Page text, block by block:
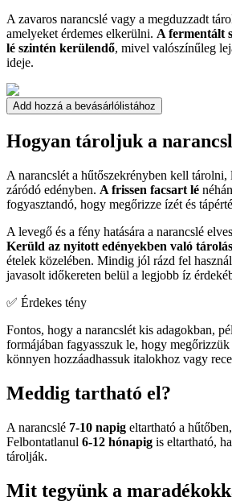
A zavaros narancslé vagy a megduzzadt
amelyeket érdemes elkerülni. A fermentált
lé szintén kerülendő, mivel valószínűleg
ideje.
Add hozzá a bevásárlólistához
Hogyan tároljuk a
A narancslét a hűtőszekrényben kell tárolni,
záródó edényben. A frissen facsart lé
fogyasztandó, hogy megőrizze ízét és
A levegő és a fény hatására a narancslé
Kerüld az nyitott edényekben való
ételek közelében. Mindig jól rázd fel
javasolt időkereten belül a legjobb íz
✅ Érdekes tény
Fontos, hogy a narancslét kis adagokban,
formájában fagyasszuk le, hogy megőrizzük
könnyen hozzáadhassuk italokhoz vagy
Meddig tartható el?
A narancslé 7-10 napig eltartható a
Felbontatlanul 6-12 hónapig is eltartható,
tárolják.
Mit tegyünk a